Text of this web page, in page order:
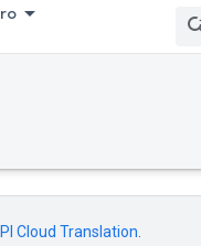
Cloud Translation